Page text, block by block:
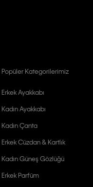
Popüler Kategorilerimiz
Erkek Ayakkabı
Kadın Ayakkabı
Kadın Çanta
Erkek Cüzdan & Kartlık
Kadın Güneş Gözlüğü
Erkek Parfüm